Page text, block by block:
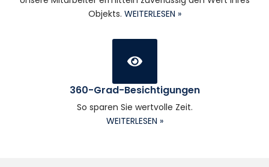
Objekts. WEITERLESEN »
360-Grad-Besichtigungen
So sparen Sie wertvolle Zeit.
WEITERLESEN »